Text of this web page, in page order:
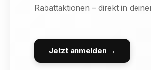
Rabattaktionen – direkt in
Jetzt anmelden →